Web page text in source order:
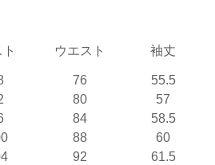
ウエスト 袖丈
76
55.5
80
57
84
58.5
88
60
92 61.5